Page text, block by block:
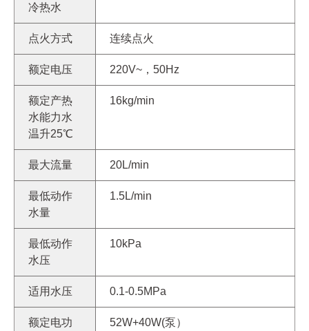
冷热水
点火方式 连续点火
额定电压 220V~，50Hz
额定产热
水能力水
温升25℃
16kg/min
最大流量 20L/min
最低动作
水量
1.5L/min
最低动作
水压
10kPa
适用水压 0.1-0.5MPa
额定电功
52W+40W(泵）